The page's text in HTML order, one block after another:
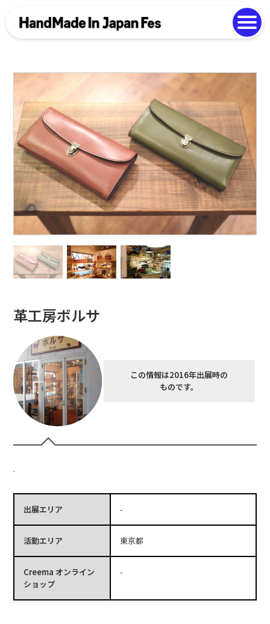
Photo Gallery
革工房ボルサ
この情報は2016年出展時の
ものです。
.
出展エリア -
活動エリア 東京都
Creema オンライン
ショップ
-